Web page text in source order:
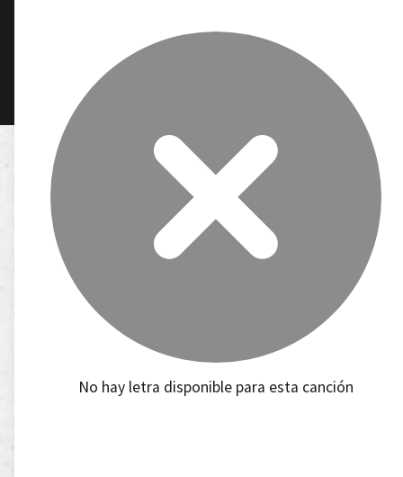
No hay letra disponible para esta canción